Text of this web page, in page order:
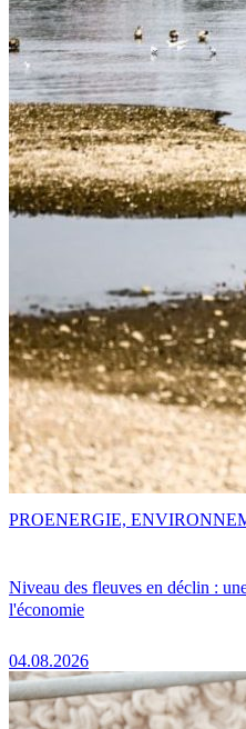
Niveau des fleuves en déclin :
l'économie
04.08.2026
PROENERGIE,